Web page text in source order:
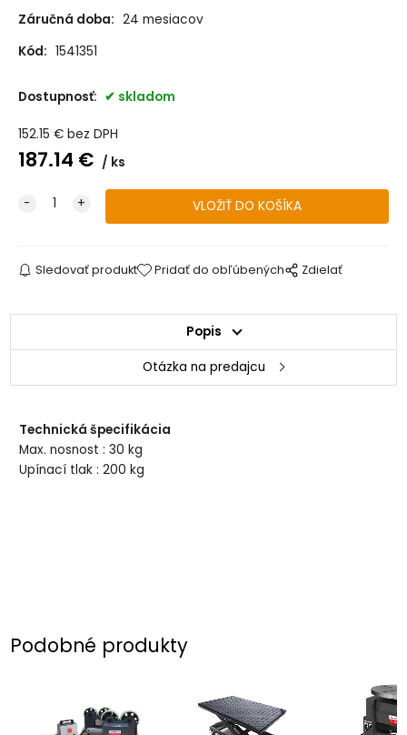
Záručná doba: 24 mesiacov
Kód: 1541351
Dostupnosť: skladom
152.15 € bez DPH
187.14 € ks
Sledovať produkt Pridať do obľúbených Zdielať
Popis
Otázka na predajcu
Technická špecifikácia
Max. nosnost : 30 kg
Upínací tlak : 200 kg
Podobné produkty